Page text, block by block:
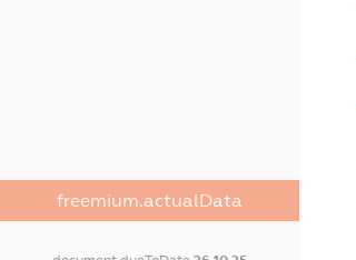
freemium.actualData